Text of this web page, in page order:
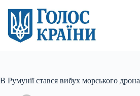
вмісту
В Румунії стався вибух морського дрона